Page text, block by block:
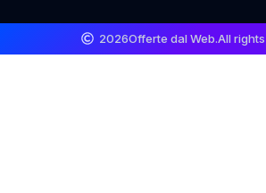
2026Offerte dal Web.All